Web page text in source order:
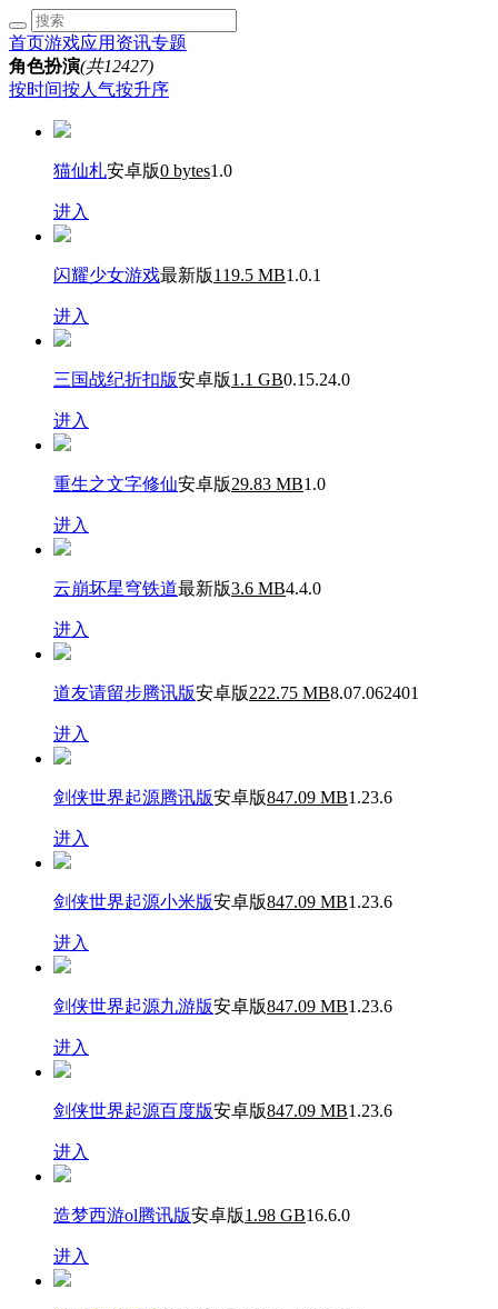
首页游戏应用 资讯专题
角色扮演(共12427)
按时间按人气按升序
猫仙札安卓版0 bytes1.0
进入
闪耀少女游戏最新版119.5 MB1.0.1
进入
三国战纪折扣版安卓版1.1 GB0.15.24.0
进入
重生之文字修仙安卓版29.83 MB1.0
进入
云崩坏星穹铁道最新版3.6 MB4.4.0
进入
道友请留步腾讯版安卓版222.75 MB8.07.062401
进入
剑侠世界起源腾讯版安卓版847.09 MB1.23.6
进入
剑侠世界起源小米版安卓版847.09 MB1.23.6
进入
剑侠世界起源九游版安卓版847.09 MB1.23.6
进入
剑侠世界起源百度版安卓版847.09 MB1.23.6
进入
造梦西游ol腾讯版安卓版1.98 GB16.6.0
进入